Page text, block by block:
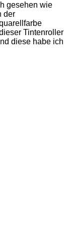
gesehen wie
der
Tintenroller
diese habe ich